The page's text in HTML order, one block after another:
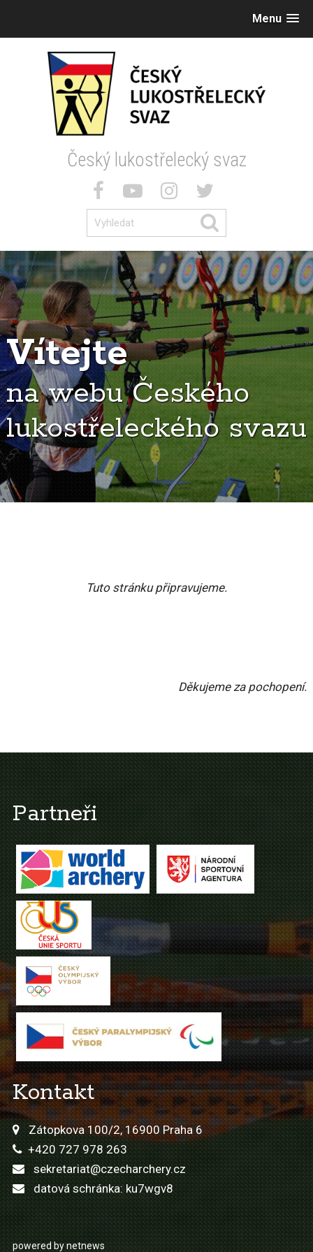
Menu
Český lukostřelecký svaz
Vítejte
na webu Českého
lukostřeleckého svazu
Tuto stránku připravujeme.
Děkujeme za pochopení.
Partneři
Kontakt
Zátopkova 100/2, 16900 Praha 6
+420 727 978 263
sekretariat@czecharchery.cz
datová schránka: ku7wgv8
powered by netnews